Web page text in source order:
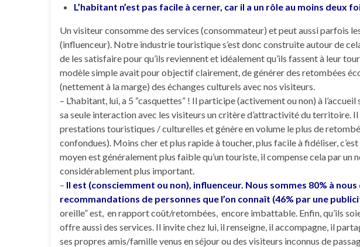
L’habitant n’est pas facile à cerner, car il a un rôle au moins deux
Un visiteur consomme des services (consommateur) et peut aussi parfois
(influenceur). Notre industrie touristique s’est donc construite autour de
de les satisfaire pour qu’ils reviennent et idéalement qu’ils fassent à leur
modèle simple avait pour objectif clairement, de générer des retombées
(nettement à la marge) des échanges culturels avec nos visiteurs.
– L’habitant, lui, a 5 “casquettes” ! Il participe (activement ou non) à
sa seule interaction avec les visiteurs un critère d’attractivité du territoire.
prestations touristiques / culturelles et génère en volume le plus de
confondues). Moins cher et plus rapide à toucher, plus facile à fidéliser,
moyen est généralement plus faible qu’un touriste, il compense cela par un
considérablement plus important.
– Il est (consciemment ou non), influenceur. Nous sommes 80% à
recommandations de personnes que l’on connaît (46% par une
oreille” est, en rapport coût/retombées, encore imbattable. Enfin, qu’ils
offre aussi des services. Il invite chez lui, il renseigne, il accompagne, il
ses propres amis/famille venus en séjour ou des visiteurs inconnus de